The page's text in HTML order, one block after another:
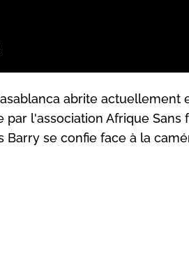
abrite actuellement
par l'association Afrique
Barry se confie face à la